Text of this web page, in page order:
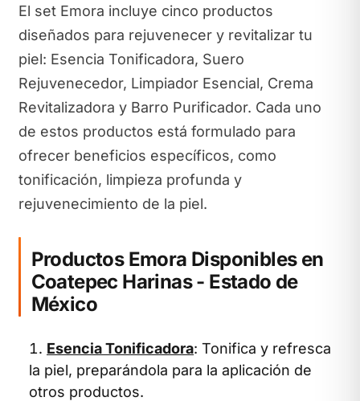
El set Emora incluye cinco productos
diseñados para rejuvenecer y revitalizar tu
piel: Esencia Tonificadora, Suero
Rejuvenecedor, Limpiador Esencial, Crema
Revitalizadora y Barro Purificador. Cada uno
de estos productos está formulado para
ofrecer beneficios específicos, como
tonificación, limpieza profunda y
rejuvenecimiento de la piel.
Productos Emora Disponibles en
Coatepec Harinas - Estado de
México
Esencia Tonificadora: Tonifica y refresca
la piel, preparándola para la aplicación de
otros productos.